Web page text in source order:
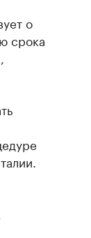
о
срока